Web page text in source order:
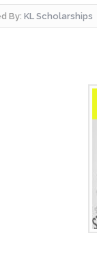
By: KL Scholarships